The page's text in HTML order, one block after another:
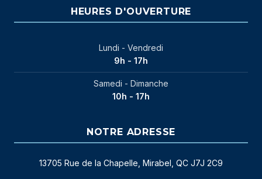
HEURES D'OUVERTURE
Lundi - Vendredi
9h - 17h
Samedi - Dimanche
10h - 17h
NOTRE ADRESSE
13705 Rue de la Chapelle, Mirabel, QC J7J 2C9